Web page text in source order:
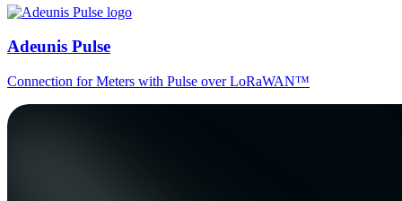
Adeunis Pulse
Connection for Meters with Pulse over LoRaWAN™